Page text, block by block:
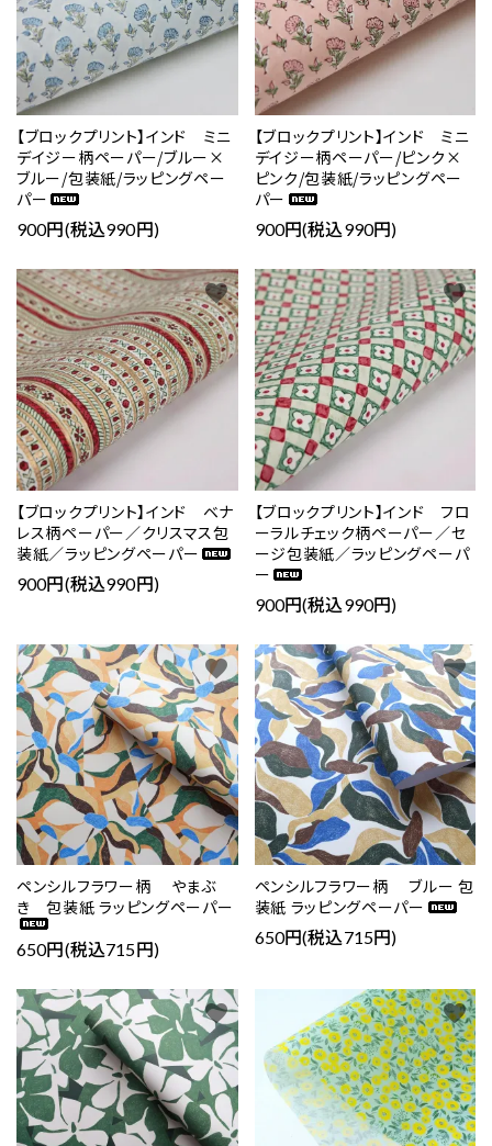
【ブロックプリント】インド ミニ
デイジー柄ペーパー/ブルー×
ブルー/包装紙/ラッピングペー
パー
900円(税込990円)
【ブロックプリント】インド ミニ
デイジー柄ペーパー/ピンク×
ピンク/包装紙/ラッピングペー
パー
900円(税込990円)
【ブロックプリント】インド ベナ
レス柄ペーパー／クリスマス包
装紙／ラッピングペーパー
900円(税込990円)
favorite
【ブロックプリント】インド フロ
ーラルチェック柄ペーパー／セ
ージ包装紙／ラッピングペーパ
ー
900円(税込990円)
favorite
ペンシルフラワー柄 やまぶ
き 包装紙 ラッピングペーパー
650円(税込715円)
favorite
ペンシルフラワー柄 ブルー 包
装紙 ラッピングペーパー
650円(税込715円)
favorite
favorite favorite